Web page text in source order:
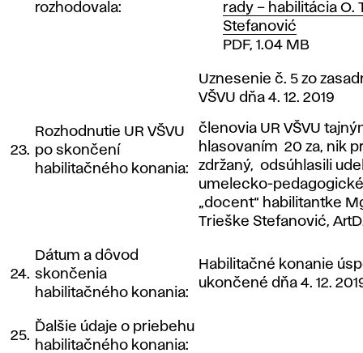
rozhodovala:
rady – habilitácia O.
Stefanović
PDF, 1.04 MB
23.
Rozhodnutie UR VŠVU
po skončení
habilitačného konania:
Uznesenie č. 5 zo
VŠVU dňa 4. 12. 2019
členovia UR VŠVU
hlasovaním 20 za, nik
zdržaný, odsúhlasili
umelecko-
„docent“ habilitantke
Trieške Stefanović,
24.
Dátum a dôvod
skončenia
habilitačného konania:
Habilitačné konanie
ukončené dňa 4. 12.
25.
Ďalšie údaje o priebehu
habilitačného konania: